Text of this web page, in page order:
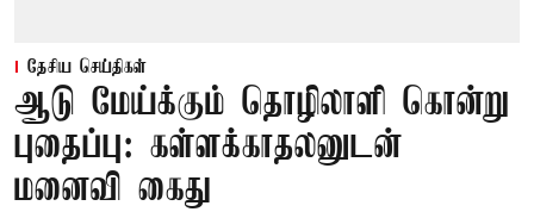
தேசிய செய்திகள்
ஆடு மேய்க்கும் தொழிலாளி கொன்று
புதைப்பு: கள்ளக்காதலனுடன்
மனைவி கைது